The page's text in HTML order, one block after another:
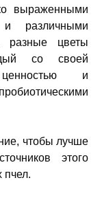
выраженными
и различными
разные цветы
со своей
ценностью и
чтобы лучше
этого
пчел.